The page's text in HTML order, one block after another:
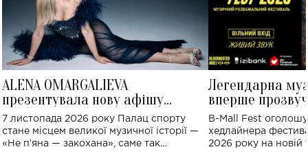
ALENA OMARGALIEVA
презентувала нову афішу
великого концерту в Палаці
спорту
7 листопада 2026 року Палац спорту
стане місцем великої музичної історії —
«Не пʼяна — закохана», саме так
Легендарна
вперше
Україні: де
B-Mall Fest
хедлайнера
2026 року на новій